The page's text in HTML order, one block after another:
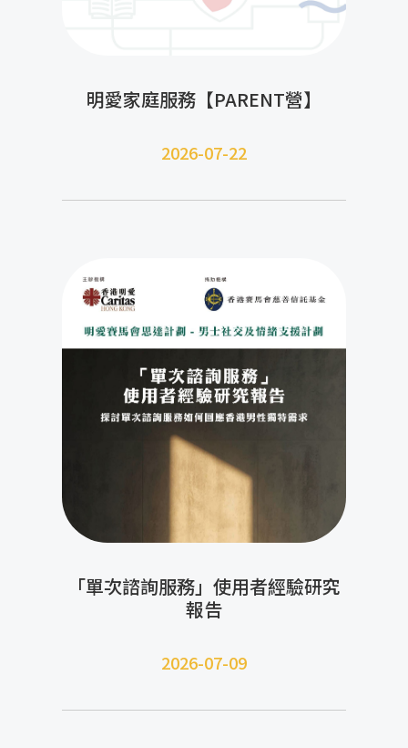
明愛家庭服務【PARENT營】
2026-07-22
「單次諮詢服務」使用者經驗研究
報告
2026-07-09